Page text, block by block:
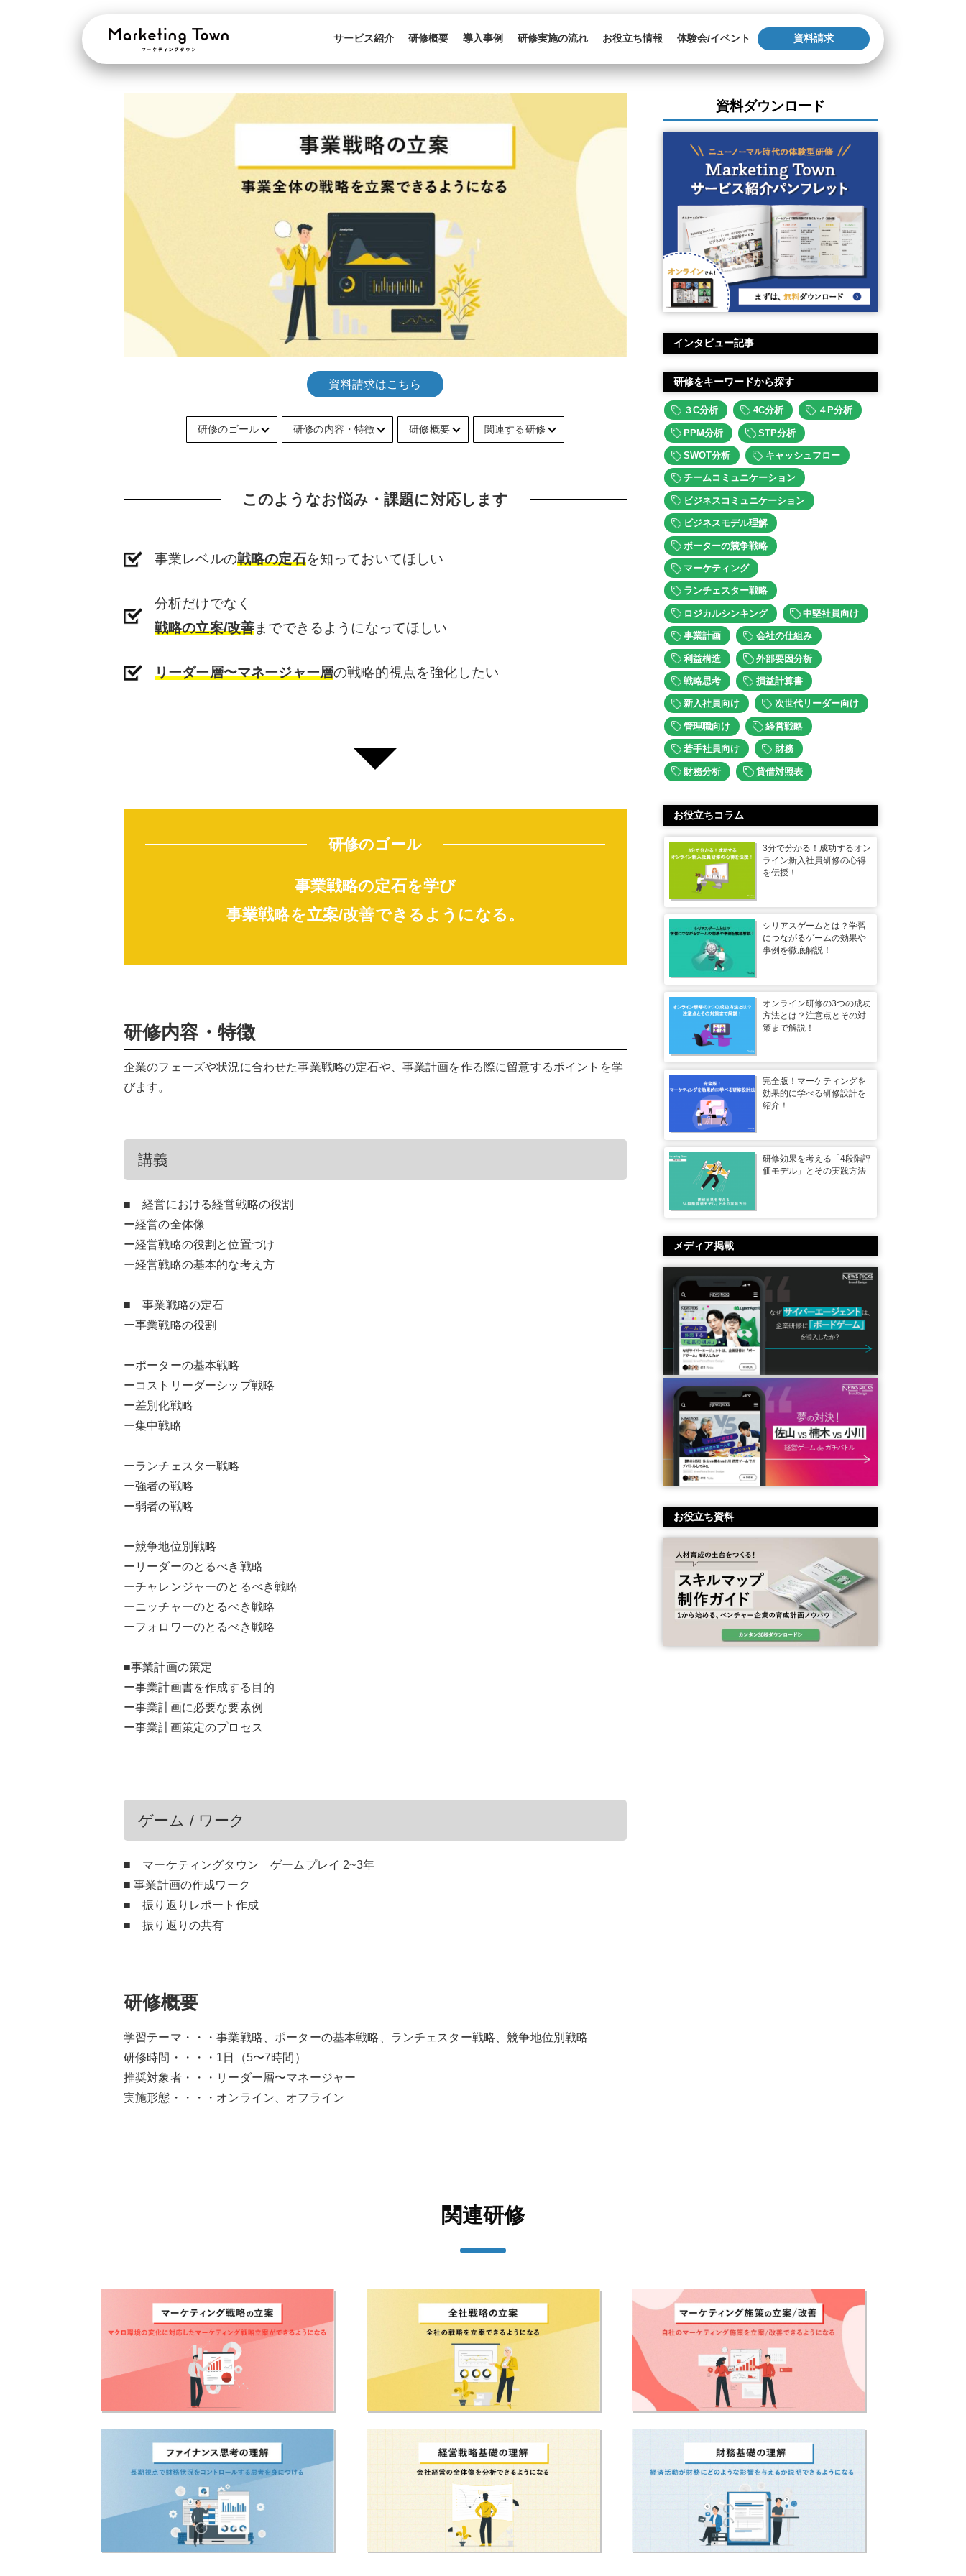
サービス紹介 研修概要 導入事例 研修実施の流れ お役立ち情報 体験会/イベント 資料請求
資料請求はこちら
研修のゴール 研修の内容・特徴 研修概要 関連する研修
このようなお悩み・課題に対応します
事業レベルの戦略の定石を知っておいてほしい
分析だけでなく
戦略の立案/改善までできるようになってほしい
リーダー層〜マネージャー層の戦略的視点を強化したい
研修のゴール
事業戦略の定石を学び
事業戦略を立案/改善できるようになる。
研修内容・特徴
企業のフェーズや状況に合わせた事業戦略の定石や、事業計画を作る際に留意するポイントを学
びます。
講義
■ 経営における経営戦略の役割
ー経営の全体像
ー経営戦略の役割と位置づけ
ー経営戦略の基本的な考え方
■ 事業戦略の定石
ー事業戦略の役割
ーポーターの基本戦略
ーコストリーダーシップ戦略
ー差別化戦略
ー集中戦略
ーランチェスター戦略
ー強者の戦略
ー弱者の戦略
ー競争地位別戦略
ーリーダーのとるべき戦略
ーチャレンジャーのとるべき戦略
ーニッチャーのとるべき戦略
ーフォロワーのとるべき戦略
■事業計画の策定
ー事業計画書を作成する目的
ー事業計画に必要な要素例
ー事業計画策定のプロセス
ゲーム / ワーク
■ マーケティングタウン ゲームプレイ 2~3年
■ 事業計画の作成ワーク
■ 振り返りレポート作成
■ 振り返りの共有
研修概要
学習テーマ・・・事業戦略、ポーターの基本戦略、ランチェスター戦略、競争地位別戦略
研修時間・・・・1日（5〜7時間）
推奨対象者・・・リーダー層〜マネージャー
実施形態・・・・オンライン、オフライン
資料ダウンロード
インタビュー記事
研修をキーワードから探す
３C分析 4C分析 ４P分析
PPM分析 STP分析
SWOT分析 キャッシュフロー
チームコミュニケーション
ビジネスコミュニケーション
ビジネスモデル理解
ポーターの競争戦略
マーケティング
ランチェスター戦略
ロジカルシンキング 中堅社員向け
事業計画 会社の仕組み
利益構造 外部要因分析
戦略思考 損益計算書
新入社員向け 次世代リーダー向け
管理職向け 経営戦略
若手社員向け 財務
財務分析 貸借対照表
お役立ちコラム
3分で分かる！成功するオン
ライン新入社員研修の心得
を伝授！
シリアスゲームとは？学習
につながるゲームの効果や
事例を徹底解説！
オンライン研修の3つの成功
方法とは？注意点とその対
策まで解説！
完全版！マーケティングを
効果的に学べる研修設計を
紹介！
研修効果を考える「4段階評
価モデル」とその実践方法
メディア掲載
お役立ち資料
関連研修